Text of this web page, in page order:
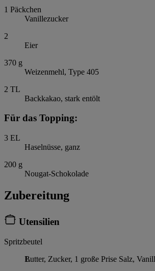
1 Päckchen
Vanillezucker
2
Eier
370 g
Weizenmehl, Type 405
2 TL
Backkakao, stark entölt
Für das Topping:
3 EL
Haselnüsse, ganz
200 g
Nougat-Schokolade
Zubereitung
Utensilien
Spritzbeutel
Butter, Zucker, 1 große Prise Salz,